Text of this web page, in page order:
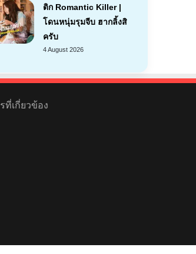
ติก Romantic Killer |
โดนหนุ่มรุมจีบ ฮากลิ้งสิ
ครับ
4 August 2026
เกี่ยวข้อง